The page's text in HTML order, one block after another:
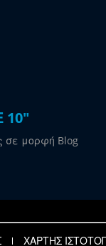
10"
σε μορφή Blog
ΧΑΡΤΗΣ